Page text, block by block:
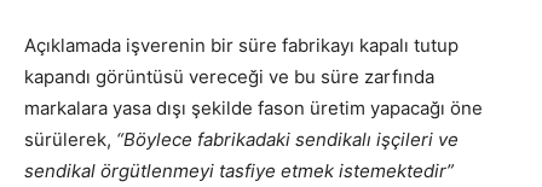
Açıklamada işverenin bir süre fabrikayı kapalı tutup
kapandı görüntüsü vereceği ve bu süre zarfında
markalara yasa dışı şekilde fason üretim yapacağı öne
sürülerek, “Böylece fabrikadaki sendikalı işçileri ve
sendikal örgütlenmeyi tasfiye etmek istemektedir”